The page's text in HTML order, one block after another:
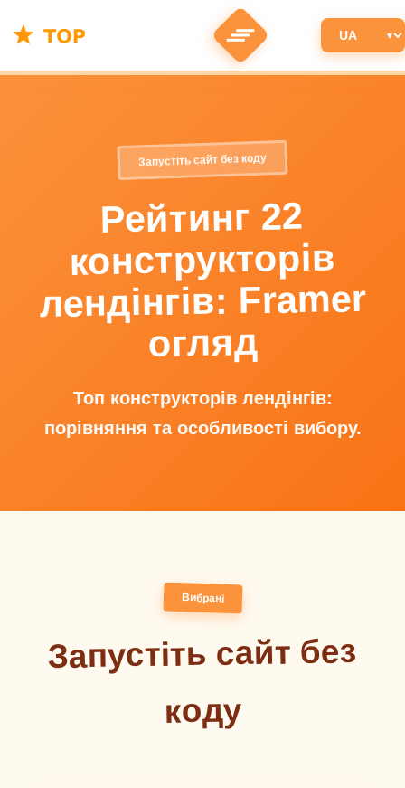
Запустіть сайт без коду
Рейтинг 22
конструкторів
лендінгів: Framer
огляд
Топ конструкторів лендінгів:
порівняння та особливості вибору.
Вибрані
Запустіть сайт без
коду